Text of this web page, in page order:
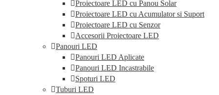
Proiectoare LED cu Panou Solar
Proiectoare LED cu Acumulator si Suport
Proiectoare LED cu Senzor
Accesorii Proiectoare LED
Panouri LED
Panouri LED Aplicate
Panouri LED Incastrabile
Spoturi LED
Tuburi LED